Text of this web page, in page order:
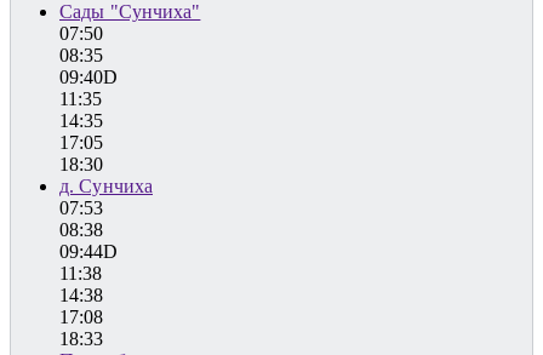
Сады "Сунчиха"
07:50
08:35
09:40D
11:35
14:35
17:05
18:30
д. Сунчиха
07:53
08:38
09:44D
11:38
14:38
17:08
18:33